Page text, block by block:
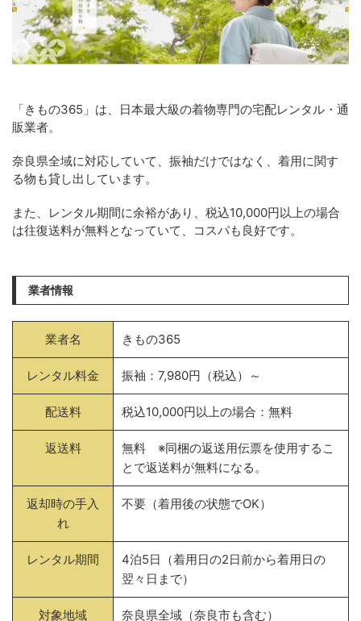
「きもの365」は、日本最大級の着物専門の宅配レンタル・通
販業者。
奈良県全域に対応していて、振袖だけではなく、着用に関す
る物も貸し出しています。
また、レンタル期間に余裕があり、税込10,000円以上の場合
は往復送料が無料となっていて、コスパも良好です。
業者情報
業者名 きもの365
レンタル料金 振袖：7,980円（税込）～
配送料 税込10,000円以上の場合：無料
返送料
無料 ※同梱の返送用伝票を使用するこ
とで返送料が無料になる。
返却時の手入
れ
不要（着用後の状態でOK）
レンタル期間
4泊5日（着用日の2日前から着用日の
翌々日まで）
対象地域 奈良県全域（奈良市も含む）